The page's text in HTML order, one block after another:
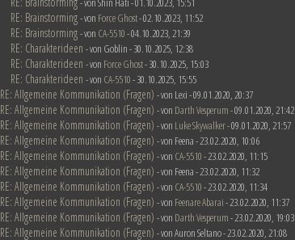
RE: Brainstorming- von Force Ghost- 02.10.2023, 11:52
RE: Brainstorming- von CA-5510- 04.10.2023, 21:39
RE: Charakterideen - von Goblin - 30.10.2025, 12:38
RE: Charakterideen - von Force Ghost- 30.10.2025, 15:03
RE: Charakterideen - von CA-5510- 30.10.2025, 15:55
RE: Allgemeine Kommunikation (Fragen) - von Lexi - 09.01.2020, 20:37
RE: Allgemeine Kommunikation (Fragen) - von Darth Vesperum- 09.01.2020, 21:42
RE: Allgemeine Kommunikation (Fragen) - von Luke Skywalker- 09.01.2020, 21:57
RE: Allgemeine Kommunikation (Fragen) - von Feena - 23.02.2020, 10:06
RE: Allgemeine Kommunikation (Fragen) - von CA-5510- 23.02.2020, 11:15
RE: Allgemeine Kommunikation (Fragen) - von Feena - 23.02.2020, 11:32
RE: Allgemeine Kommunikation (Fragen) - von CA-5510- 23.02.2020, 11:34
RE: Allgemeine Kommunikation (Fragen) - von Feenare Abarai- 23.02.2020, 11:37
RE: Allgemeine Kommunikation (Fragen) - von Darth Vesperum- 23.02.2020, 19:03
RE: Allgemeine Kommunikation (Fragen) - von Auron Seltano - 23.02.2020, 21:08